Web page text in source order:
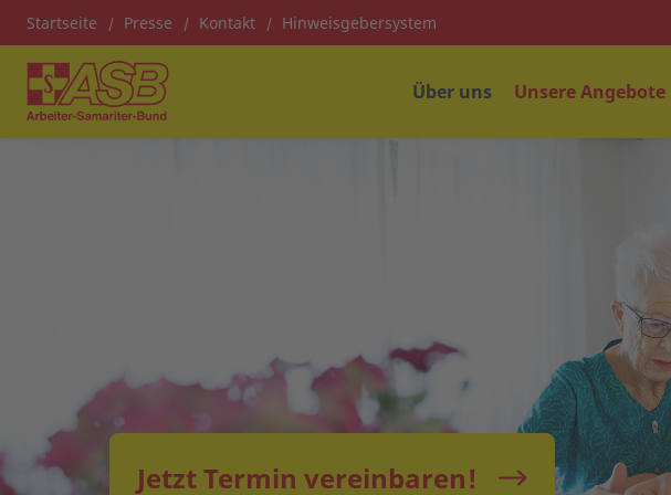
Startseite Presse Kontakt Hinweisgebersystem
Über uns Unsere Angebote
Jetzt Termin vereinbaren!